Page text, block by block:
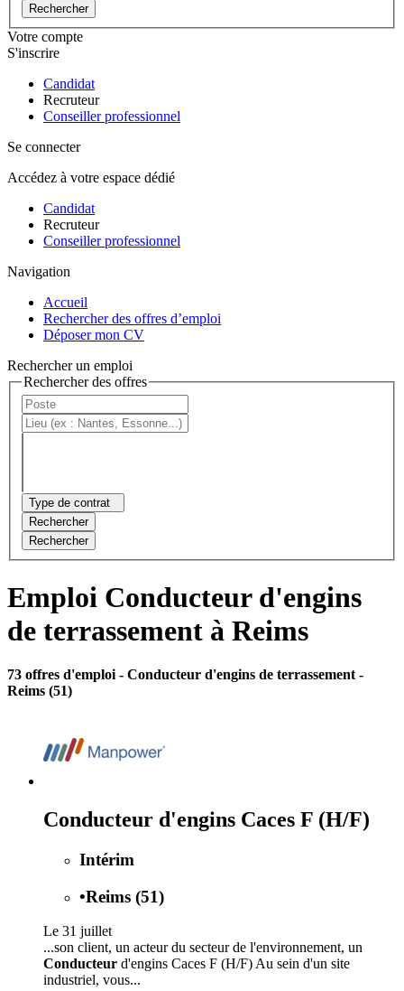
Rechercher
Votre compte
S'inscrire
Candidat
Recruteur
Conseiller professionnel
Se connecter
Accédez à votre espace dédié
Candidat
Recruteur
Conseiller professionnel
Navigation
Accueil
Rechercher des offres d’emploi
Déposer mon CV
Rechercher un emploi
Rechercher des offres
Type de contrat
Rechercher
Rechercher
Emploi Conducteur d'engins
de terrassement à Reims
73 offres d'emploi - Conducteur d'engins de terrassement -
Reims (51)
Conducteur d'engins Caces F (H/F)
Intérim
•Reims (51)
Le 31 juillet
...son client, un acteur du secteur de l'environnement, un
Conducteur d'engins Caces F (H/F) Au sein d'un site
industriel, vous...